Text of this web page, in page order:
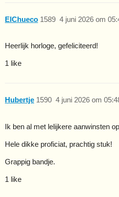
ElChueco 4 juni 2026 om
1589
Heerlijk horloge, gefeliciteerd!
1 like
Hubertje 4 juni 2026 om
1590
Ik ben al met lelijkere aanwinsten
Hele dikke proficiat, prachtig stuk!
Grappig bandje.
1 like